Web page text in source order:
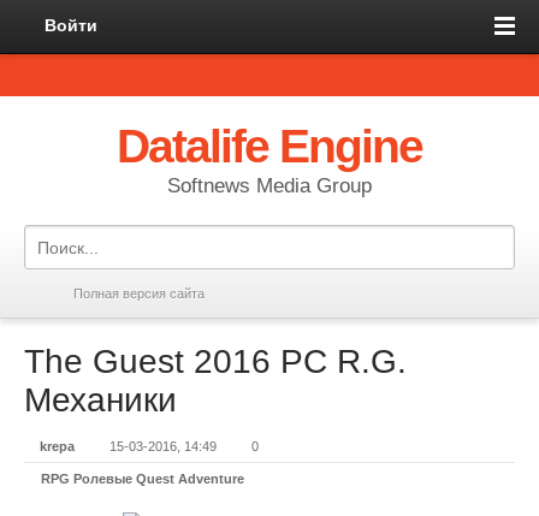
Войти
Datalife Engine
Softnews Media Group
Полная версия сайта
The Guest 2016 PC R.G.
Механики
krepa 15-03-2016, 14:49 0
RPG Ролевые Quest Adventure